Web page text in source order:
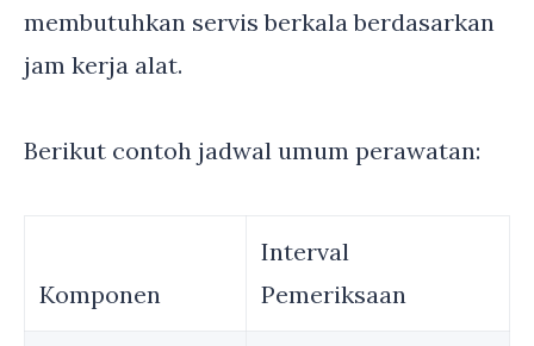
membutuhkan servis berkala berdasarkan
jam kerja alat.
Berikut contoh jadwal umum perawatan:
Komponen
Interval
Pemeriksaan